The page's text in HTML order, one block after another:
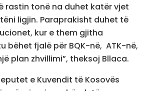
rastin tonë na duhet katër vjet
ligjin. Paraprakisht duhet të
kur e them gjitha
bëhet fjalë për BQK-në, ATK-në,
plan zhvillimi”, theksoj Bllaca.
e Kuvendit të Kosovës